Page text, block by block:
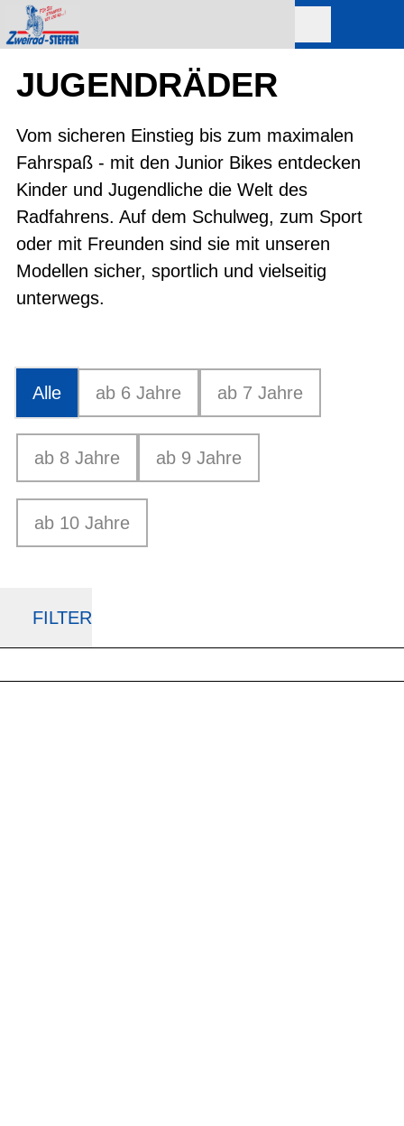
JUGENDRÄDER
Vom sicheren Einstieg bis zum maximalen
Fahrspaß - mit den Junior Bikes entdecken
Kinder und Jugendliche die Welt des
Radfahrens. Auf dem Schulweg, zum Sport
oder mit Freunden sind sie mit unseren
Modellen sicher, sportlich und vielseitig
unterwegs.
Alle ab 6 Jahre ab 7 Jahre
ab 8 Jahre ab 9 Jahre
ab 10 Jahre
FILTER